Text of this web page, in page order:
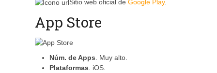
Sitio web oficial de Google Play.
App Store
Núm. de Apps . Muy alto.
Plataformas . iOS.